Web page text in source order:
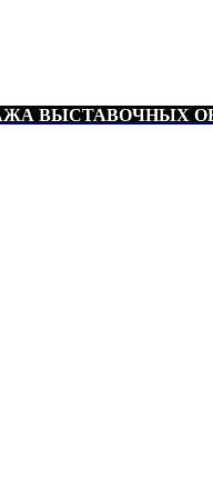
ВЫСТАВОЧНЫХ